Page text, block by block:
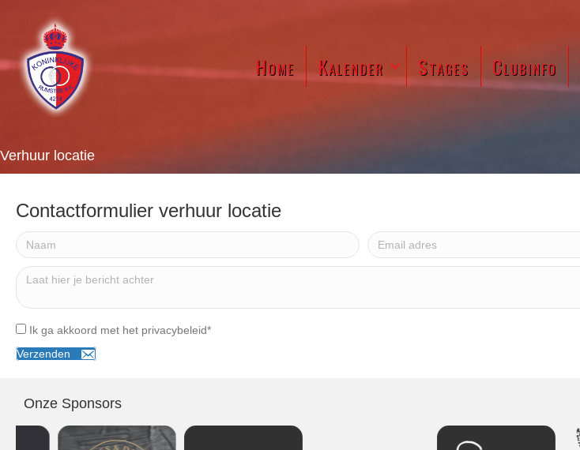
Home Kalender Stages Clubinfo
Verhuur locatie
Contactformulier verhuur locatie
Ik ga akkoord met het privacybeleid
Verzenden
Onze Sponsors